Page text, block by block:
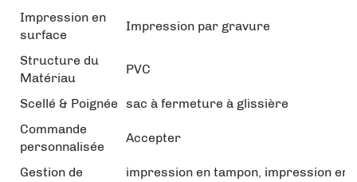
Impression en
surface
Impression par gravure
Structure du
Matériau
PVC
Scellé & Poignée sac à fermeture à glissière
Commande
personnalisée
Accepter
Gestion de
impression en tampon, impression en